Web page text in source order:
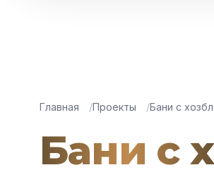
Главная Проекты Бани с
Бани с